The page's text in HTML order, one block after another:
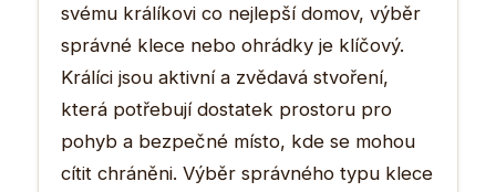
svému králíkovi co nejlepší domov, výběr
správné klece nebo ohrádky je klíčový.
Králíci jsou aktivní a zvědavá stvoření,
která potřebují dostatek prostoru pro
pohyb a bezpečné místo, kde se mohou
cítit chráněni. Výběr správného typu klece